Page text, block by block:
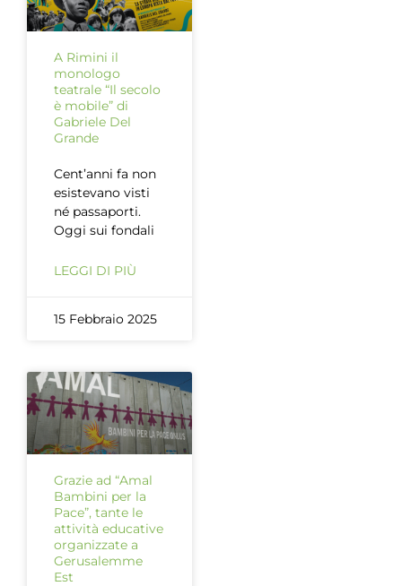
A Rimini il
monologo
teatrale “Il secolo
è mobile” di
Gabriele Del
Grande
Cent’anni fa non
esistevano visti
né passaporti.
Oggi sui fondali
LEGGI DI PIÙ
15 Febbraio 2025
Grazie ad “Amal
Bambini per la
Pace”, tante le
attività educative
organizzate a
Gerusalemme
Est